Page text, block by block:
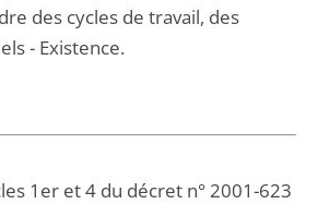
des cycles de travail, des
- Existence.
1er et 4 du décret n° 2001-623